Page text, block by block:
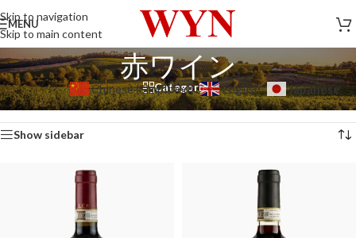
Skip to navigation
Skip to main content
MENU
赤ワイン
Categories
ホーム/赤ワイン 全7件を表示
Show sidebar
Chinese (Simplified) English Japanese